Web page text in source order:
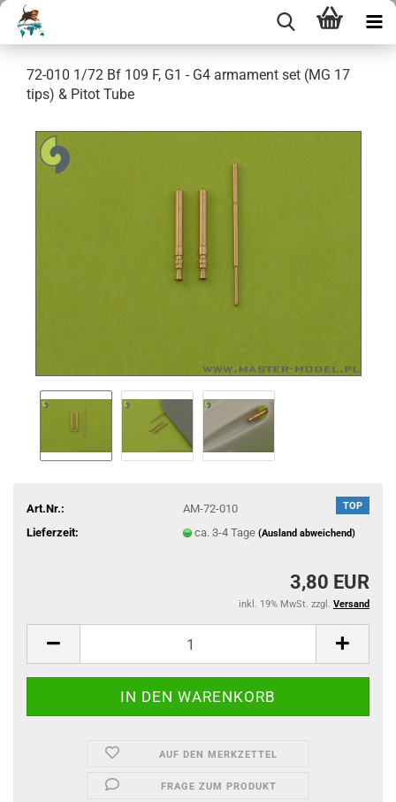
72-010 1/72 Bf 109 F, G1 - G4 armament set (MG 17
tips) & Pitot Tube
TOP
Art.Nr.:
AM-72-010
Lieferzeit:
ca. 3-4 Tage (Ausland abweichend)
3,80 EUR
inkl. 19% MwSt. zzgl. Versand
AUF DEN MERKZETTEL
FRAGE ZUM PRODUKT